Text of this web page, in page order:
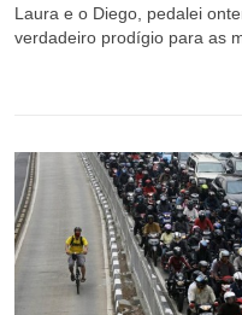
Laura e o Diego, pedalei
verdadeiro prodígio para as